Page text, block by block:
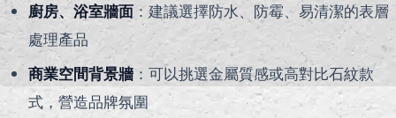
廚房、浴室牆面：建議選擇防水、防霉、易清潔的表層
處理產品
商業空間背景牆 ：可以挑選金屬質感或高對比石紋款
式，營造品牌氛圍